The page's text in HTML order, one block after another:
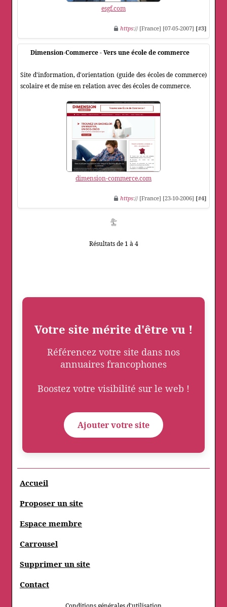
esgf.com
https:// [France] [07-05-2007] [#3]
Dimension-Commerce - Vers une école de commerce
Site d'information, d'orientation (guide des écoles de commerce)
scolaire et de mise en relation avec des écoles de commerce.
dimension-commerce.com
https:// [France] [23-10-2006] [#4]
Résultats de 1 à 4
Votre site mérite d'être vu !
Référencez votre site dans nos
annuaires francophones
Boostez votre visibilité sur le web !
Ajouter votre site
Accueil
Proposer un site
Espace membre
Carrousel
Supprimer un site
Contact